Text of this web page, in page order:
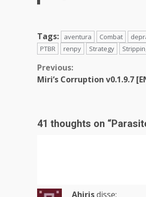
Tags: aventura Combat
PTBR
renpy Strategy
Continue
Reading
Previous:
Miri’s Corruption v0.1.9.7
41 thoughts on “
Ahirisdisse: